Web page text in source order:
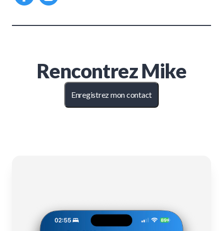
RencontrezMike
Enregistrez mon contact